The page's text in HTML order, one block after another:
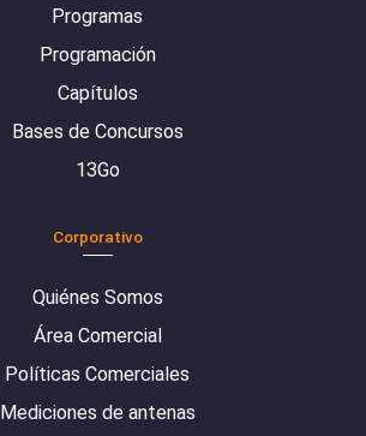
Programas
Programación
Capítulos
Bases de Concursos
13Go
Corporativo
Quiénes Somos
Área Comercial
Políticas Comerciales
Mediciones de antenas